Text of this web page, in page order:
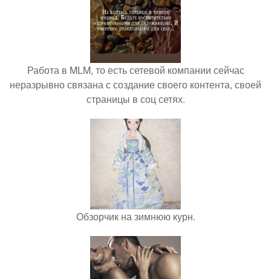
Работа в MLM, то есть сетевой компании сейчас
неразрывно связана с создание своего контента, своей
страницы в соц сетях.
Обзорчик на зимнюю курн.